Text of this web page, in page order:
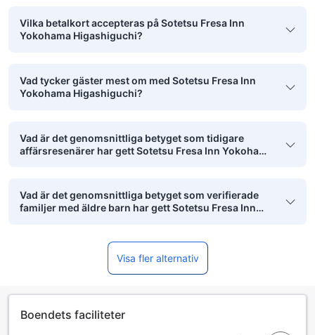
Vilka betalkort accepteras på Sotetsu Fresa Inn
Yokohama Higashiguchi?
Vad tycker gäster mest om med Sotetsu Fresa Inn
Yokohama Higashiguchi?
Vad är det genomsnittliga betyget som tidigare
affärsresenärer har gett Sotetsu Fresa Inn Yokohama
Vad är det genomsnittliga betyget som verifierade
familjer med äldre barn har gett Sotetsu Fresa Inn
Visa fler alternativ
Boendets faciliteter